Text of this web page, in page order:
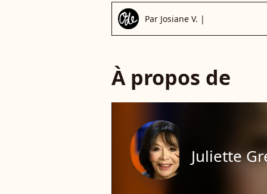
Par Josiane V. |
À propos de
Juliette